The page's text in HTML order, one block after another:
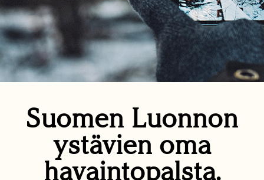
Suomen Luonnon
ystävien oma
havaintopalsta.